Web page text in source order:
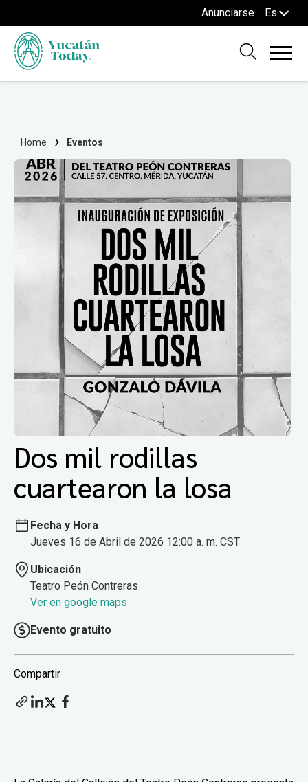
Anunciarse Es
Home Eventos
Dos mil rodillas
cuartearon la losa
Fecha y Hora
Jueves 16 de Abril de 2026 12:00 a. m. CST
Ubicación
Teatro Peón Contreras
Ver en google maps
Evento gratuito
Compartir